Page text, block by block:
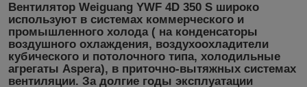
Вентилятор Weiguang YWF 4D 350 S широко
используют в системах коммерческого и
промышленного холода ( на конденсаторы
воздушного охлаждения, воздухоохладители
кубического и потолочного типа, холодильные
агрегаты Aspera), в приточно-вытяжных системах
вентиляции. За долгие годы эксплуатации